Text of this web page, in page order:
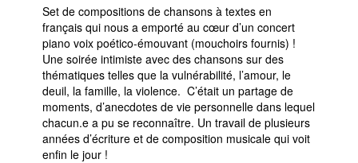
Set de compositions de chansons à textes en
français qui nous a emporté au cœur d’un concert
piano voix poético-émouvant (mouchoirs fournis) !
Une soirée intimiste avec des chansons sur des
thématiques telles que la vulnérabilité, l’amour, le
deuil, la famille, la violence. C’était un partage de
moments, d’anecdotes de vie personnelle dans lequel
chacun.e a pu se reconnaître. Un travail de plusieurs
années d’écriture et de composition musicale qui voit
enfin le jour !